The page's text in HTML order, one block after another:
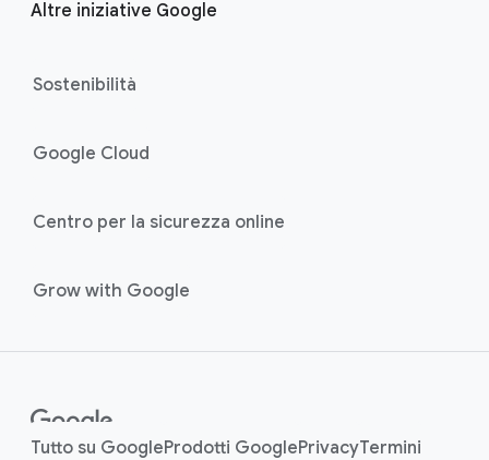
Altre iniziative Google
Sostenibilità
Google Cloud
Centro per la sicurezza online
Grow with Google
Tutto su GoogleProdotti GooglePrivacyTermini